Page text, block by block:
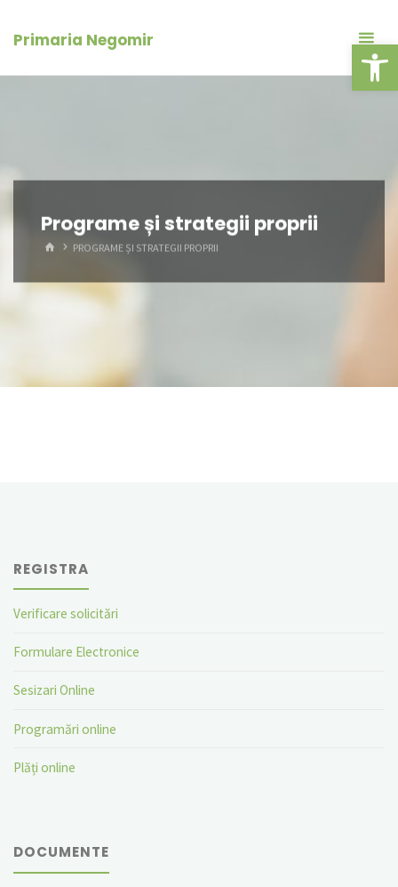
Deschide
Primaria Negomir
Programe și strategii proprii
HOMEPROGRAME ȘI STRATEGII PROPRII
REGISTRA
Verificare solicitări
Formulare Electronice
Sesizari Online
Programări online
Plăți online
DOCUMENTE